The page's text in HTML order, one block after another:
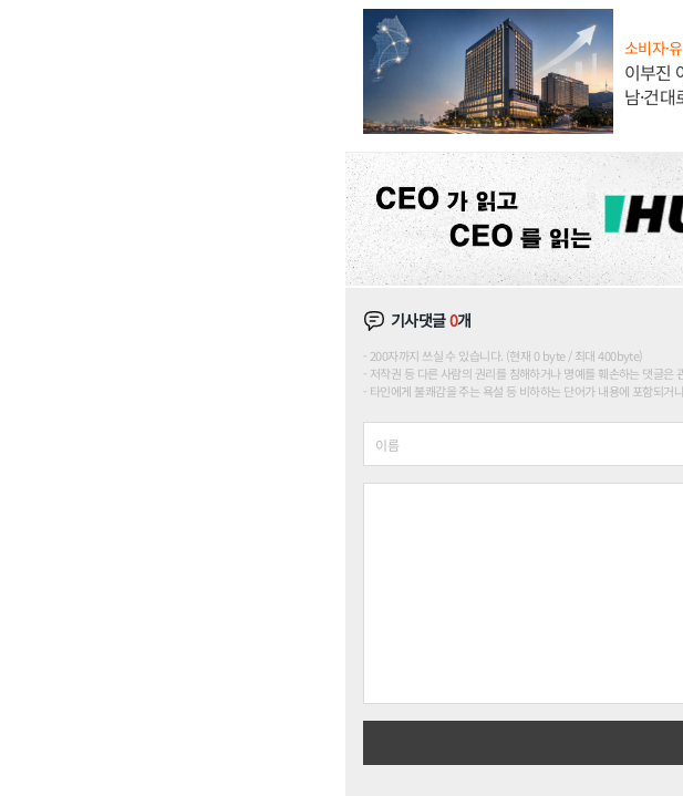
소비자·
이부진
남·건
기사댓글0개
200자까지 쓰실 수 있습니다. (현재 0 byte / 최대 400byte)
저작권 등 다른 사람의 권리를 침해하거나 명예를 훼손하는 댓글은
타인에게 불쾌감을 주는 욕설 등 비하하는 단어가 내용에 포함되거